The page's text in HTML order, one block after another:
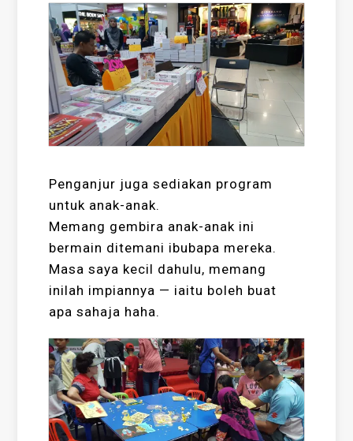
Penganjur juga sediakan program
untuk anak-anak.
Memang gembira anak-anak ini
bermain ditemani ibubapa mereka.
Masa saya kecil dahulu, memang
inilah impiannya — iaitu boleh buat
apa sahaja haha.